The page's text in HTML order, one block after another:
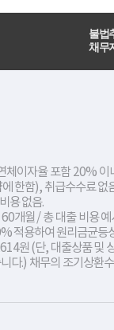
불법
채무
체이자율 포함 20% 이
한함), 취급수수료 없
용 없음.
개월 / 총 대출 비용
적용하여 원리금균등
원 (단, 대출상품 및
다.) 채무의 조기상환